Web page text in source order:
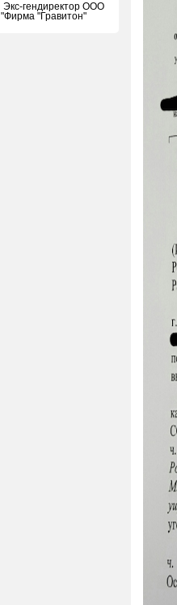
Экс-гендиректор ООО
"Фирма "Гравитон"